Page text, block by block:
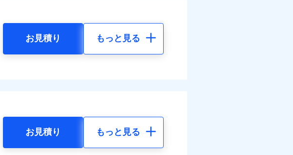
お見積り もっと見る
お見積り もっと見る